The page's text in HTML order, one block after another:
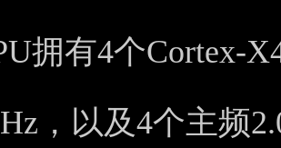
拥有4个Cortex-
，以及4个主频